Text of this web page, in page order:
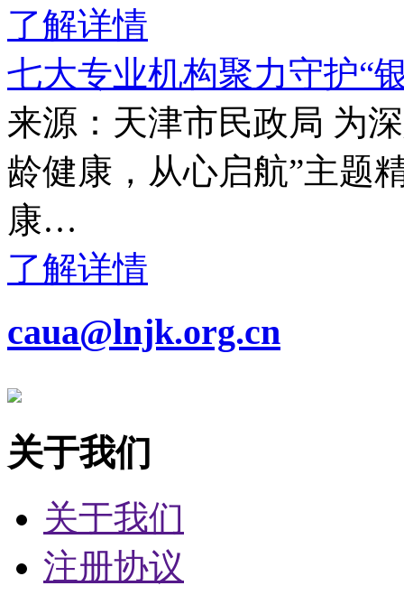
了解详情
七大专业机构聚力守护“
来源：天津市民政局 为
龄健康，从心启航”主题
康…
了解详情
caua@lnjk.org.cn
关于我们
关于我们
注册协议